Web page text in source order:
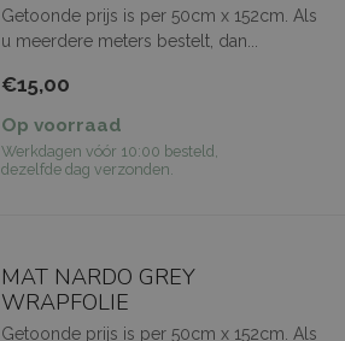
Getoonde prijs is per 50cm x 152cm. Als
u meerdere meters bestelt, dan...
€15,00
Op voorraad
Werkdagen vóór 10:00 besteld,
dezelfde dag verzonden.
MAT NARDO GREY
WRAPFOLIE
Getoonde prijs is per 50cm x 152cm. Als